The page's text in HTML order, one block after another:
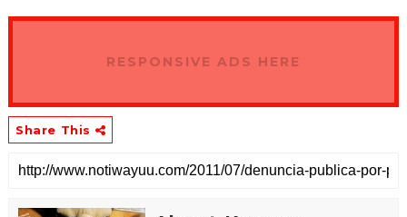
RESPONSIVE ADS HERE
Share This